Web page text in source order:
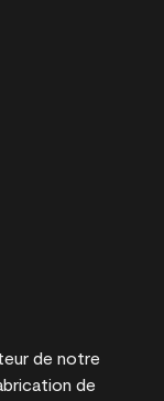
de notre
de